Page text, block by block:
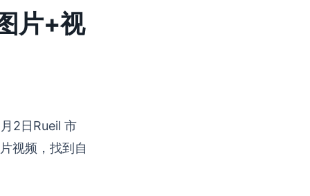
片+视
2日Rueil 市
视频，找到自